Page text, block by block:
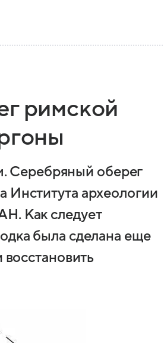
римской
оберег
Института археологии
Как следует
была сделана еще